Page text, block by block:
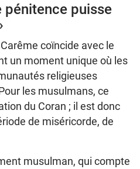
pénitence puisse
coïncide avec le
un moment unique où les
religieuses
les musulmans, ce
du Coran ; il est donc
de miséricorde, de
musulman, qui compte